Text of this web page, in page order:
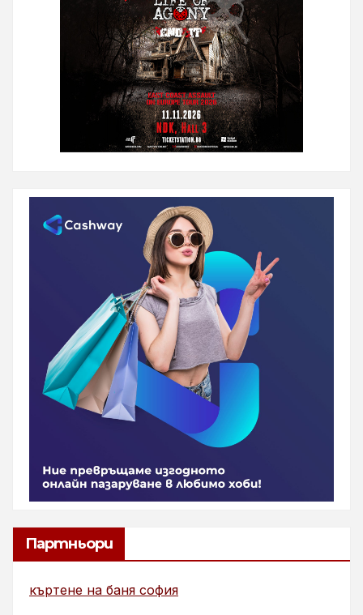
Партньори
къртене на баня софия